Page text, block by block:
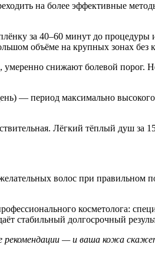
на более эффективные
за 40–60 минут до
объёме на крупных зонах без
снижают болевой
— период максимально
Лёгкий тёплый душ за
волос при правильном
косметолога:
стабильный долгосрочный
— и ваша кожа